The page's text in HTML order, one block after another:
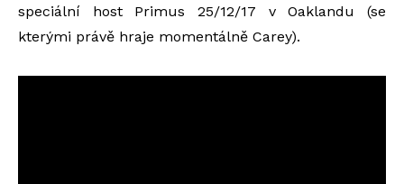
speciální host Primus 25/12/17 v Oaklandu (se
kterými právě hraje momentálně Carey).